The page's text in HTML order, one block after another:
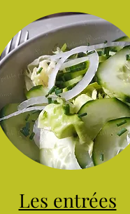
Les entrées